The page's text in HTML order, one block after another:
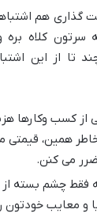
گذاری هم
سرتون کلاه
تا از این
از کسب وکارها
همین، قیمتی
می کنن.
فقط چشم بسته از
و معایب خودتون